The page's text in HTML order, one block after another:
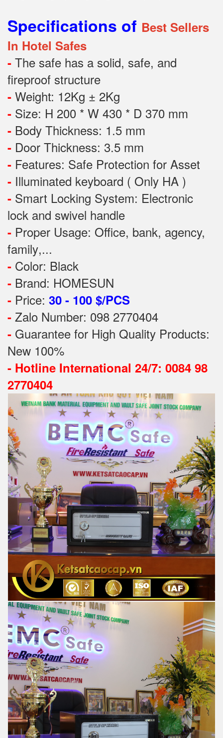
Specifications of Best Sellers
In Hotel Safes
- The safe has a solid, safe, and
fireproof structure
- Weight: 12Kg ± 2Kg
- Size: H 200 * W 430 * D 370 mm
- Body Thickness: 1.5 mm
- Door Thickness: 3.5 mm
- Features: Safe Protection for Asset
- Illuminated keyboard ( Only HA )
- Smart Locking System: Electronic
lock and swivel handle
- Proper Usage: Office, bank, agency,
family,...
- Color: Black
- Brand: HOMESUN
- Price: 30 - 100 $/PCS
- Zalo Number: 098 2770404
- Guarantee for High Quality Products:
New 100%
- Hotline International 24/7: 0084 98
2770404